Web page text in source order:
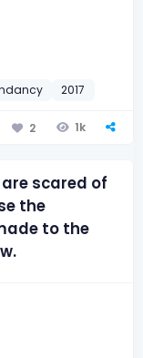
2017
2 1k
scared of
the
to the